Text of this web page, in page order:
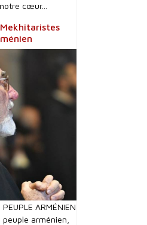
cœur...
PEUPLE ARMÉNIEN
arménien,